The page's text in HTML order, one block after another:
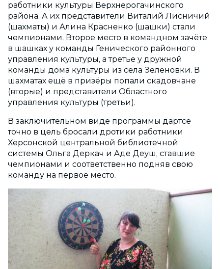
работники культуры Верхнерогачинского
района. А их представители Виталий Лисничий
(шахматы) и Алина Красненко (шашки) стали
чемпионами. Второе место в командном зачёте
в шашках у команды Генического районного
управления культуры, а третье у дружной
команды дома культуры из села Зеленовки. В
шахматах ещё в призёры попали скадовчане
(вторые) и представители Областного
управления культуры (третьи).
В заключительном виде программы дартсе
точно в цель бросали дротики работники
Херсонской центральной библиотечной
системы Ольга Деркач и Аде Деуш, ставшие
чемпионами и соответственно подняв свою
команду на первое место.